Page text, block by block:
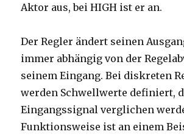
Aktor aus, bei HIGH ist er an.
Der Regler ändert seinen
immer abhängig von der
seinem Eingang. Bei diskreten
werden Schwellwerte definiert,
Eingangssignal verglichen
Funktionsweise ist an einem